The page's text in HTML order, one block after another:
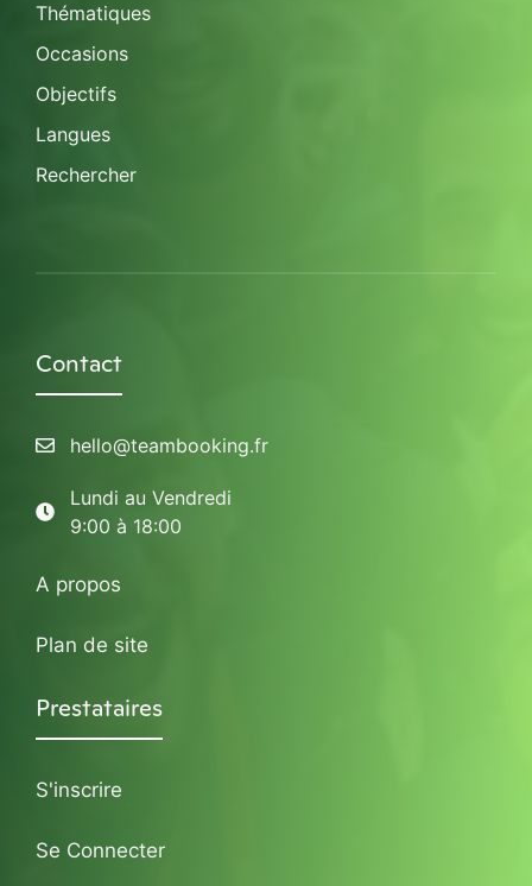
Thématiques
Occasions
Objectifs
Langues
Rechercher
Contact
hello@teambooking.fr
Lundi au Vendredi
9:00 à 18:00
A propos
Plan de site
Prestataires
S'inscrire
Se Connecter